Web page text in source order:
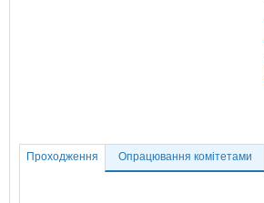
Проходження Опрацювання комітетами